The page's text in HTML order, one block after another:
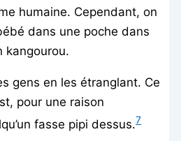
humaine. Cependant, on
dans une poche dans
kangourou.
gens en les étranglant. Ce
pour une raison
fasse pipi dessus.7